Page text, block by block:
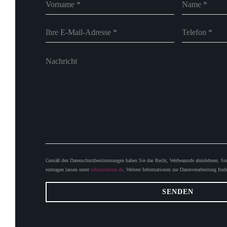
Gemäß den Datenschutzbestimmungen haben Sie das Recht, Werbeanrufe abzulehnen.
eintragen lassen unterrobinsonliste.de . Weitere Informationen zur Datenverarbeitung